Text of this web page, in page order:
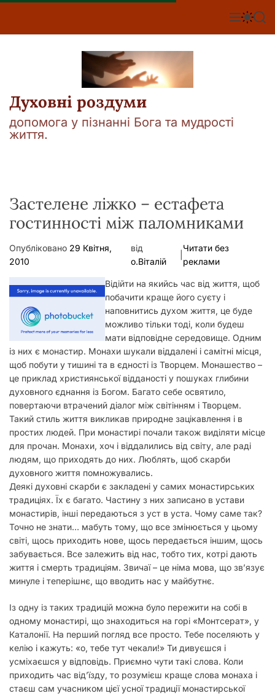
П
р
М П
о
р
у
П
Духовні роздуми
допомога у пізнанні Бога та мудрості
життя.
Застелене ліжко – естафета
гостинності між паломниками
Опубліковано 29 Квітня,
2010
від
о.Віталій
Читати без
реклами
Відійти на якийсь час від життя, щоб
побачити краще його суєту і
наповнитись духом життя, це буде
можливо тільки тоді, коли будеш
мати відповідне середовище. Одним
із них є монастир. Монахи шукали віддалені і самітні місця,
щоб побути у тишині та в єдності із Творцем. Монашество –
це приклад християнської відданості у пошуках глибини
духовного єднання із Богом. Багато себе освятило,
повертаючи втрачений діалог між світінням і Творцем.
Такий стиль життя викликав природне зацікавлення і в
простих людей. При монастирі почали також виділяти місце
для прочан. Монахи, хоч і віддалились від світу, але раді
людям, що приходять до них. Люблять, щоб скарби
духовного життя помножувались.
Деякі духовні скарби є закладені у самих монастирських
традиціях. Їх є багато. Частину з них записано в устави
монастирів, інші передаються з уст в уста. Чому саме так?
Точно не знати… мабуть тому, що все змінюється у цьому
світі, щось приходить нове, щось передається іншим, щось
забувається. Все залежить від нас, тобто тих, котрі дають
життя і смерть традиціям. Звичаї – це німа мова, що зв’язує
минуле і теперішнє, що вводить нас у майбутнє.
Із одну із таких традицій можна було пережити на собі в
одному монастирі, що знаходиться на горі «Монтсерат», у
Каталонії. На перший погляд все просто. Тебе поселяють у
келію і кажуть: «о, тебе тут чекали!» Ти дивуєшся і
усміхаєшся у відповідь. Приємно чути такі слова. Коли
приходить час від’їзду, то розумієш краще слова монаха і
стаєш сам учасником цієї усної традиції монастирської